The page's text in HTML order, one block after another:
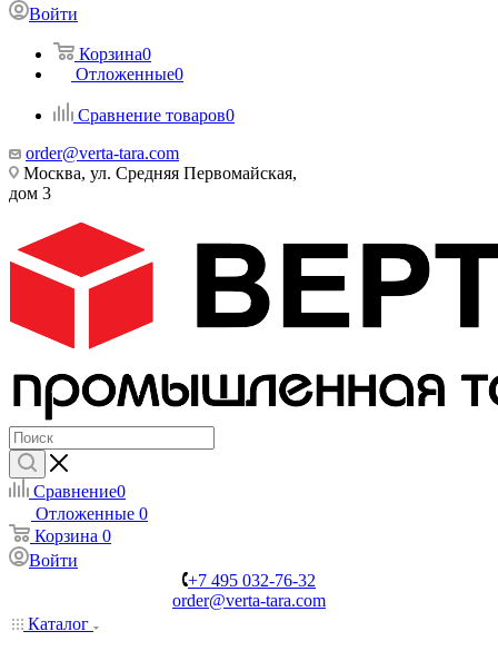
Войти
Корзина0
Отложенные0
Сравнение товаров0
order@verta-tara.com
Москва, ул. Средняя Первомайская,
дом 3
Сравнение0
Отложенные 0
Корзина 0
Войти
+7 495 032-76-32
order@verta-tara.com
Каталог